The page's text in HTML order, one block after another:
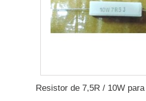
Resistor de 7,5R / 10W